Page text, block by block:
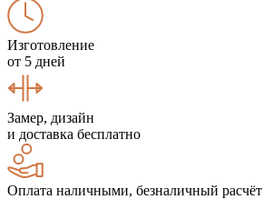
Изготовление
от 5 дней
Замер, дизайн
и доставка бесплатно
Оплата наличными, безналичный расчёт